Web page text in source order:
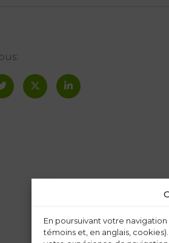
En poursuivant votre
témoins et, en anglais,